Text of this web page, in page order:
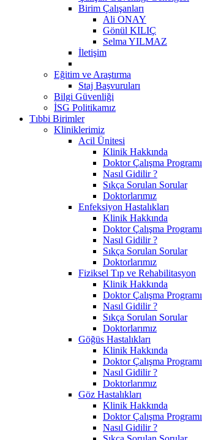
Birim Çalışanları
Ali ONAY
Gönül KILIÇ
Selma YILMAZ
İletişim
Eğitim ve Araştırma
Staj Başvuruları
Bilgi Güvenliği
İSG Politikamız
Tıbbi Birimler
Kliniklerimiz
Acil Ünitesi
Klinik Hakkında
Doktor Çalışma Programı
Nasıl Gidilir ?
Sıkça Sorulan Sorular
Doktorlarımız
Enfeksiyon Hastalıkları
Klinik Hakkında
Doktor Çalışma Programı
Nasıl Gidilir ?
Sıkça Sorulan Sorular
Doktorlarımız
Fiziksel Tıp ve Rehabilitasyon
Klinik Hakkında
Doktor Çalışma Programı
Nasıl Gidilir ?
Sıkça Sorulan Sorular
Doktorlarımız
Göğüs Hastalıkları
Klinik Hakkında
Doktor Çalışma Programı
Nasıl Gidilir ?
Doktorlarımız
Göz Hastalıkları
Klinik Hakkında
Doktor Çalışma Programı
Nasıl Gidilir ?